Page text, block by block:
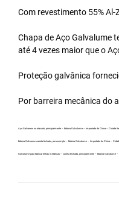
Com revestimento 55% Al-
Chapa de Aço Galvalume
até 4 vezes maior que o
Proteção galvânica
Por barreira mecânica do
Aço Galvanew no atacado, principalmente – Bobina Galvalume – Importada da China – Cidade
Bobina Galvanew carreta fechada, por exemplo – Bobina Galvalume – Importada da China –
Galvalume para fabricar telhas metálicas – carreta fechada, principalmente – Bobina Galvalume –